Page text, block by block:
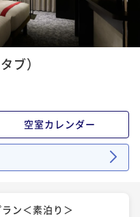
ブ）
空室カレンダー
ン＜素泊り＞